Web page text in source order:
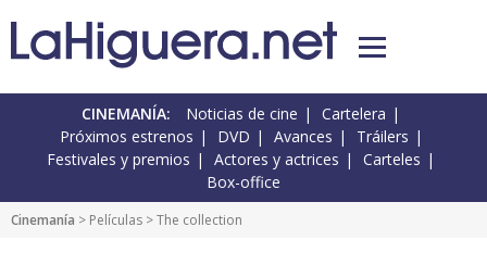
CINEMANÍA: Noticias de cine
Cartelera
Próximos estrenos
DVD Avances
Tráilers
Festivales y premios
Actores y actrices
Carteles
Box-office
Cinemanía > Películas > The collection